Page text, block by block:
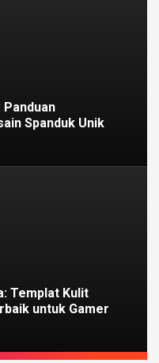
Spanduk Unik
Templat Kulit
untuk Gamer